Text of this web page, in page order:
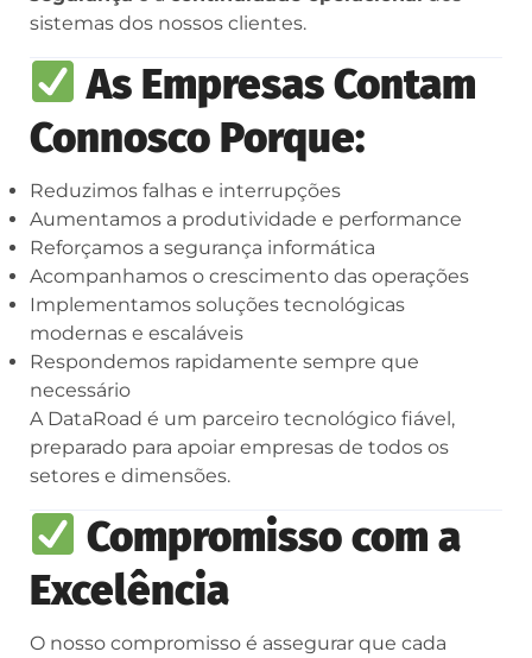
sistemas dos nossos clientes.
As Empresas Contam
Connosco Porque:
Reduzimos falhas e interrupções
Aumentamos a produtividade e performance
Reforçamos a segurança informática
Acompanhamos o crescimento das operações
Implementamos soluções tecnológicas
modernas e escaláveis
Respondemos rapidamente sempre que
necessário
A DataRoad é um parceiro tecnológico fiável,
preparado para apoiar empresas de todos os
setores e dimensões.
Compromisso com a
Excelência
O nosso compromisso é assegurar que cada